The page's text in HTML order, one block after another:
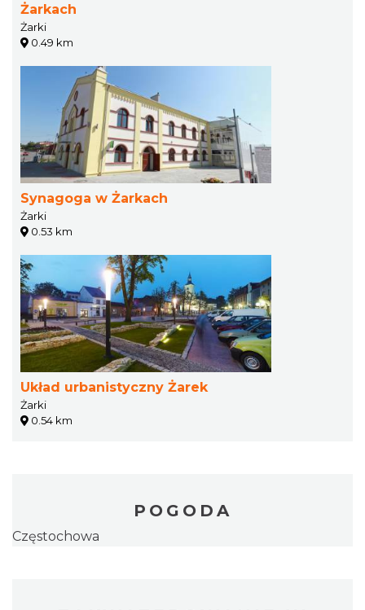
Żarkach
Żarki
0.49 km
Synagoga w Żarkach
Żarki
0.53 km
Układ urbanistyczny Żarek
Żarki
0.54 km
POGODA
Częstochowa